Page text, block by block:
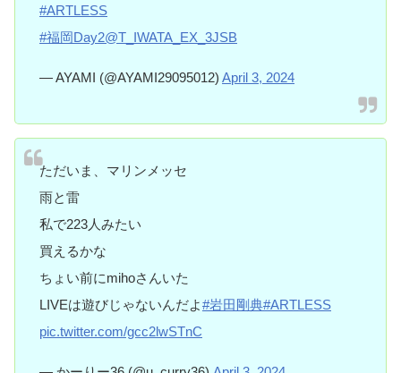
#ARTLESS
#福岡Day2@T_IWATA_EX_3JSB
— AYAMI (@AYAMI29095012) April 3, 2024
ただいま、マリンメッセ
雨と雷
私で223人みたい
買えるかな
ちょい前にmihoさんいた
LIVEは遊びじゃないんだよ#岩田剛典#ARTLESS
pic.twitter.com/gcc2lwSTnC